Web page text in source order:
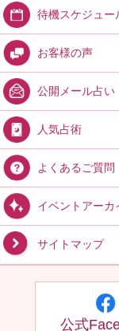
待機スケジュー
お客様の声
公開メール占い
人気占術
よくあるご質問
イベントアーカ
サイトマップ
公式